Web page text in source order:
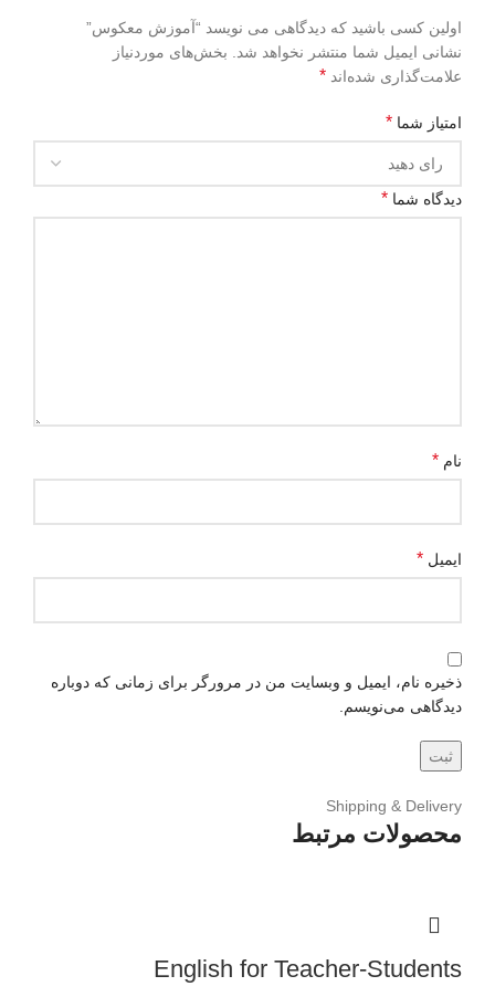
اولین کسی باشید که دیدگاهی می نویسد “آموزش معکوس”
نشانی ایمیل شما منتشر نخواهد شد. بخش‌های موردنیاز
علامت‌گذاری شده‌اند *
امتیاز شما *
دیدگاه شما *
نام *
ایمیل *
ذخیره نام، ایمیل و وبسایت من در مرورگر برای زمانی که دوباره
دیدگاهی می‌نویسم.
Shipping & Delivery
محصولات مرتبط
English for Teacher-Students